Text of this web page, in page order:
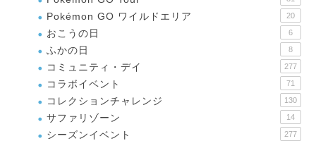
Pokémon GO ワイルドエリア 20
おこうの日 6
ふかの日 8
コミュニティ・デイ 277
コラボイベント 71
コレクションチャレンジ 130
サファリゾーン 14
シーズンイベント 277